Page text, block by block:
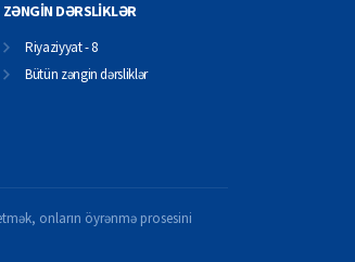
ZƏNGİN DƏRSLİKLƏR
Riyaziyyat - 8
Bütün zəngin dərsliklər
onların öyrənmə prosesini